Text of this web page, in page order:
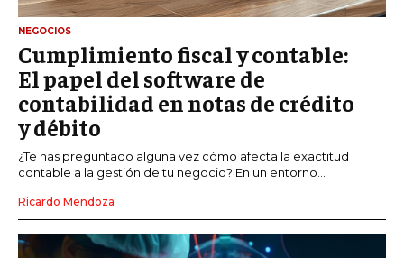
NEGOCIOS
Cumplimiento fiscal y contable:
El papel del software de
contabilidad en notas de crédito
y débito
¿Te has preguntado alguna vez cómo afecta la exactitud
contable a la gestión de tu negocio? En un entorno...
Ricardo Mendoza